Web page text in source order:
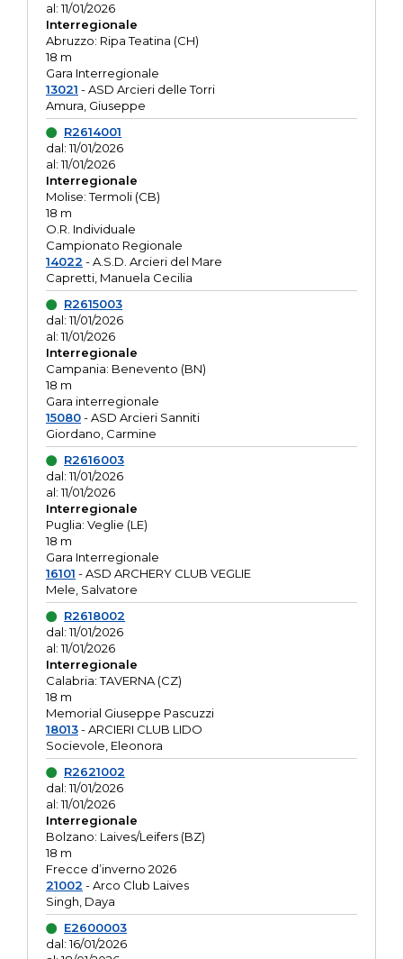
al: 11/01/2026
Interregionale
Abruzzo: Ripa Teatina (CH)
18 m
Gara Interregionale
13021 - ASD Arcieri delle Torri
Amura, Giuseppe
R2614001
dal: 11/01/2026
al: 11/01/2026
Interregionale
Molise: Termoli (CB)
18 m
O.R. Individuale
Campionato Regionale
14022 - A.S.D. Arcieri del Mare
Capretti, Manuela Cecilia
R2615003
dal: 11/01/2026
al: 11/01/2026
Interregionale
Campania: Benevento (BN)
18 m
Gara interregionale
15080- ASD Arcieri Sanniti
Giordano, Carmine
R2616003
dal: 11/01/2026
al: 11/01/2026
Interregionale
Puglia: Veglie (LE)
18 m
Gara Interregionale
16101 - ASD ARCHERY CLUB VEGLIE
Mele, Salvatore
R2618002
dal: 11/01/2026
al: 11/01/2026
Interregionale
Calabria: TAVERNA (CZ)
18 m
Memorial Giuseppe Pascuzzi
18013- ARCIERI CLUB LIDO
Socievole, Eleonora
R2621002
dal: 11/01/2026
al: 11/01/2026
Interregionale
Bolzano: Laives/Leifers (BZ)
18 m
Frecce d’inverno 2026
21002 - Arco Club Laives
Singh, Daya
E2600003
dal: 16/01/2026